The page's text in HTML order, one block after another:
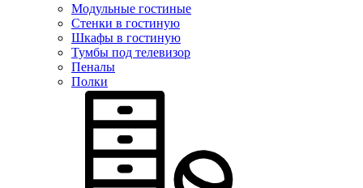
Модульные гостиные
Стенки в гостиную
Шкафы в гостиную
Тумбы под телевизор
Пеналы
Полки